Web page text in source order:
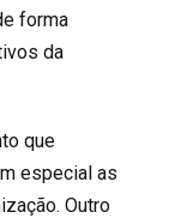
forma
da
que
especial as
Outro